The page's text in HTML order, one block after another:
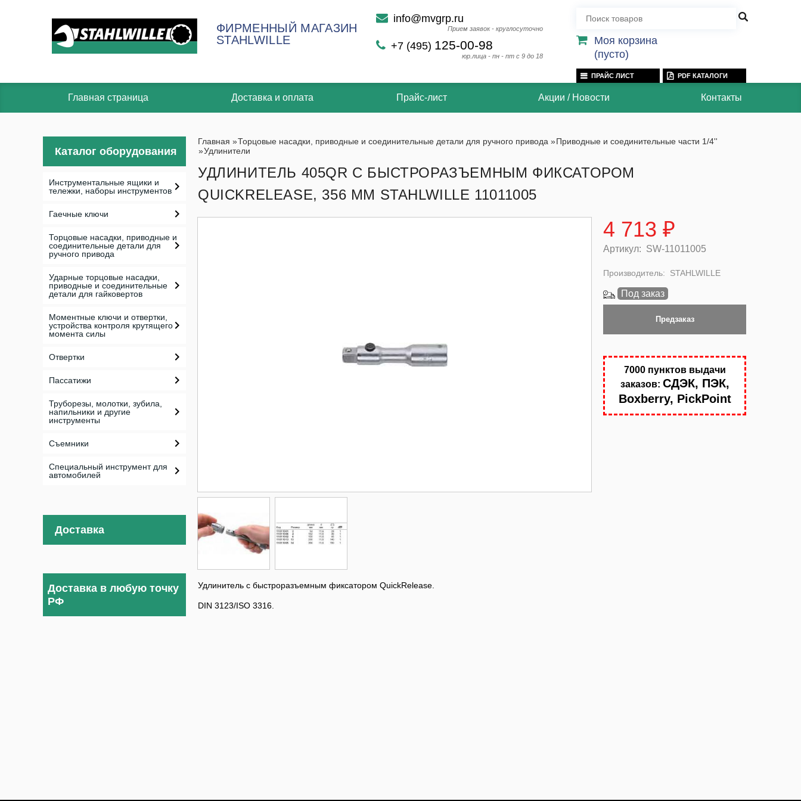
ФИРМЕННЫЙ МАГАЗИН
STAHLWILLE
info@mvgrp.ru
Прием заявок - круглосуточно
+7 (495) 125-00-98
юр.лица - пн - пт с 9 до 18
Моя корзина
(пусто)
ПРАЙС ЛИСТ PDF КАТАЛОГИ
Главная страница Доставка и оплата Прайс-лист Акции / Новости Контакты
Каталог оборудования
Инструментальные ящики и
тележки, наборы инструментов
Гаечные ключи
Торцовые насадки, приводные и
соединительные детали для
ручного привода
Ударные торцовые насадки,
приводные и соединительные
детали для гайковертов
Моментные ключи и отвертки,
устройства контроля крутящего
момента силы
Отвертки
Пассатижи
Труборезы, молотки, зубила,
напильники и другие
инструменты
Съемники
Специальный инструмент для
автомобилей
Доставка
Доставка в любую точку
РФ
Главная »Торцовые насадки, приводные и соединительные детали для ручного привода »Приводные и соединительные части 1/4''
»Удлинители
УДЛИНИТЕЛЬ 405QR С БЫСТРОРАЗЪЕМНЫМ ФИКСАТОРОМ
QUICKRELEASE, 356 ММ STAHLWILLE 11011005
4 713 ₽
Артикул: SW-11011005
Производитель: STAHLWILLE
Под заказ
Предзаказ
7000 пунктов выдачи
заказов: СДЭК, ПЭК,
Boxberry, PickPoint
Удлинитель с быстроразъемным фиксатором QuickRelease.
DIN 3123/ISO 3316.